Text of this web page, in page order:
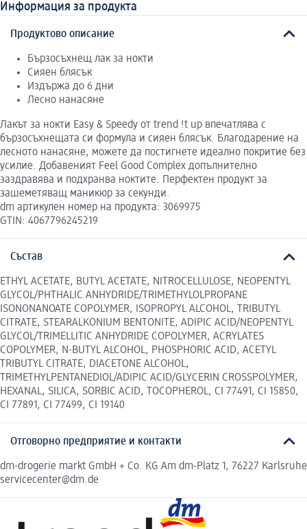
Информация за продукта
Продуктово описание
Бързосъхнещ лак за нокти
Сияен блясък
Издържа до 6 дни
Лесно нанасяне
Лакът за нокти Easy & Speedy от trend !t up впечатлява с
бързосъхнещата си формула и сияен блясък. Благодарение на
лесното нанасяне, можете да постигнете идеално покритие без
усилие. Добавеният Feel Good Complex допълнително
заздравява и подхранва ноктите. Перфектен продукт за
зашеметяващ маникюр за секунди.
dm артикулен номер на продукта: 3069975
GTIN: 4067796245219
Състав
ETHYL ACETATE, BUTYL ACETATE, NITROCELLULOSE, NEOPENTYL
GLYCOL/PHTHALIC ANHYDRIDE/TRIMETHYLOLPROPANE
ISONONANOATE COPOLYMER, ISOPROPYL ALCOHOL, TRIBUTYL
CITRATE, STEARALKONIUM BENTONITE, ADIPIC ACID/NEOPENTYL
GLYCOL/TRIMELLITIC ANHYDRIDE COPOLYMER, ACRYLATES
COPOLYMER, N-BUTYL ALCOHOL, PHOSPHORIC ACID, ACETYL
TRIBUTYL CITRATE, DIACETONE ALCOHOL,
TRIMETHYLPENTANEDIOL/ADIPIC ACID/GLYCERIN CROSSPOLYMER,
HEXANAL, SILICA, SORBIC ACID, TOCOPHEROL, CI 77491, CI 15850,
CI 77891, CI 77499, CI 19140
Отговорно предприятие и контакти
dm-drogerie markt GmbH + Co. KG Am dm-Platz 1, 76227 Karlsruhe
servicecenter@dm.de